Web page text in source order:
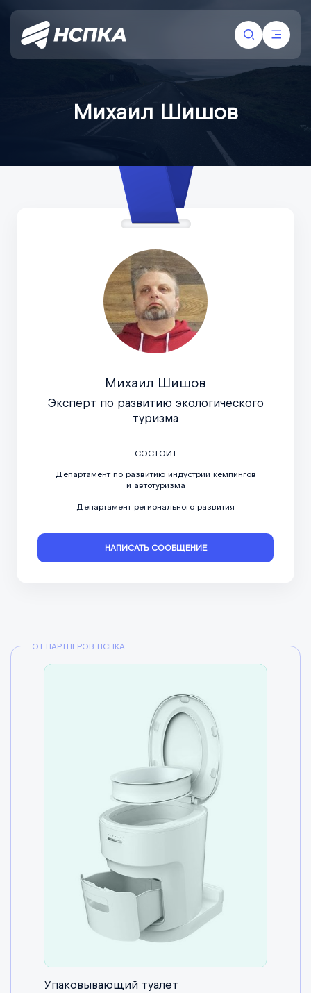
Михаил Шишов
Михаил Шишов
Эксперт по развитию экологического
туризма
СОСТОИТ
Департамент по развитию индустрии кемпингов
и автотуризма
Департамент регионального развития
НАПИСАТЬ СООБЩЕНИЕ
ОТ ПАРТНЕРОВ НСПКА
Упаковывающий туалет